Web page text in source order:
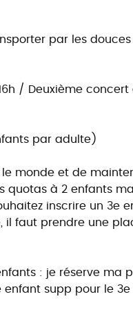
par les
/ Deuxième concert
par adulte)
monde et de
quotas à 2 enfants
inscrire un 3e
il faut prendre une
: je réserve ma
supp pour le 3e